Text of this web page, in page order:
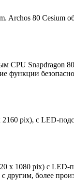
Archos 80 Cesium
CPU Snapdragon
функции
pix), с LED-
x 1080 pix) с LED-
другим, более